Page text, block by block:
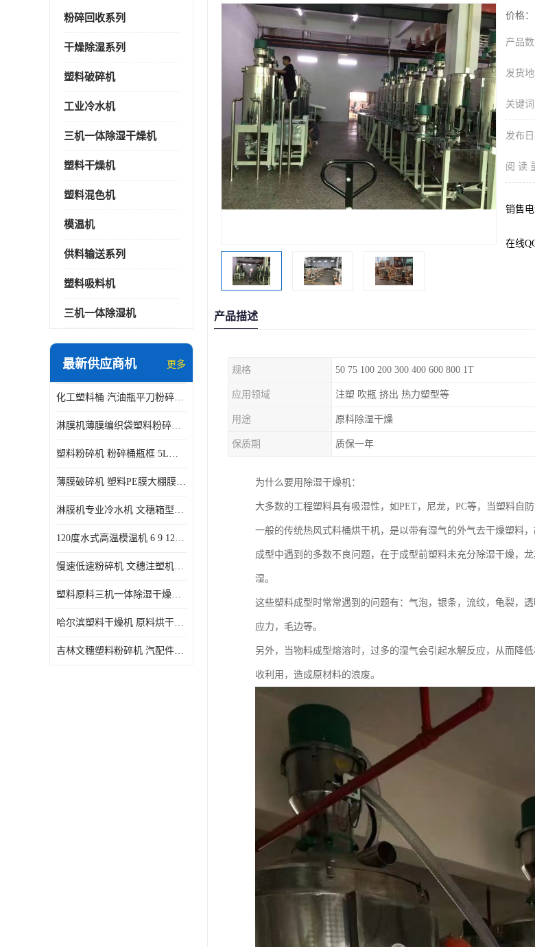
粉碎回收系列
干燥除湿系列
塑料破碎机
工业冷水机
三机一体除湿干燥机
塑料干燥机
塑料混色机
模温机
供料输送系列
塑料吸料机
三机一体除湿机
最新供应商机 更多
化工塑料桶 汽油瓶平刀粉碎机生产厂家
淋膜机薄膜编织袋塑料粉碎机 薄膜碎料机
塑料粉碎机 粉碎桶瓶框 5L五加仑桶破碎视频
薄膜破碎机 塑料PE膜大棚膜专用粉碎 WSGE600
淋膜机专业冷水机 文穗箱型冷冻机风冷水冷式
120度水式高温模温机 6 9 12KW 配水排带报警装置水温机
慢速低速粉碎机 文穗注塑机边小水口料破碎带回收静音
塑料原料三机一体除湿干燥机 蜂巢除湿机PET120L
哈尔滨塑料干燥机 原料烘干机 WSDB规格齐全
吉林文穗塑料粉碎机 汽配件破碎回收 厂家直销
价格：
产品数
发货地
关键词
发布日
阅 读
销售电
在线
产品描述
规格 50 75 100 200 300 400 600 800 1T
应用领域 注塑 吹瓶 挤出 热力塑型等
用途 原料除湿干燥
保质期 质保一年
为什么要用除湿干燥机：
大多数的工程塑料具有吸湿性，如PET，尼龙，PC等，当塑料自
一般的传统热风式料桶烘干机，是以带有湿气的外气去干燥塑料，
成型中遇到的多数不良问题，在于成型前塑料未充分除湿干燥，
湿。
这些塑料成型时常常遇到的问题有：气泡，银条，流纹，龟裂，
应力，毛边等。
另外，当物料成型熔溶时，过多的湿气会引起水解反应，从而降
收利用，造成原材料的浪废。